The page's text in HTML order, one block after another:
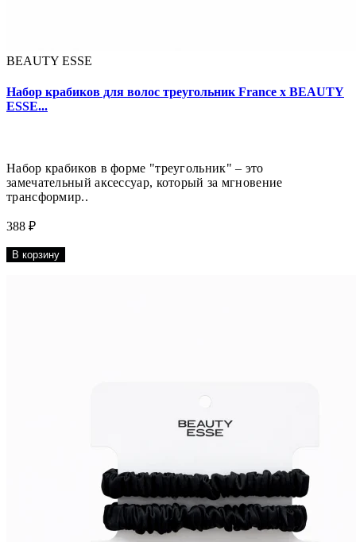
BEAUTY ESSE
Набор крабиков для волос треугольник France x BEAUTY
ESSE...
Набор крабиков в форме "треугольник" – это
замечательный аксессуар, который за мгновение
трансформир..
388 ₽
В корзину